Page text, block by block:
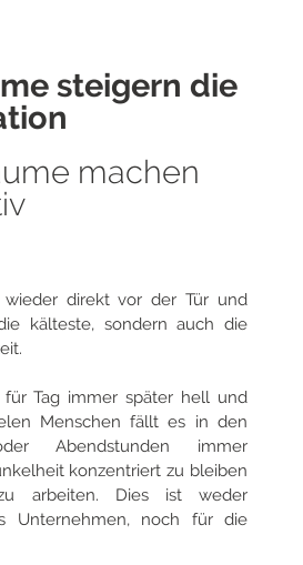
steigern die
machen
direkt vor der Tür und
kälteste, sondern auch die
Tag immer später hell und
Menschen fällt es in den
Abendstunden immer
konzentriert zu bleiben
arbeiten. Dies ist weder
Unternehmen, noch für die